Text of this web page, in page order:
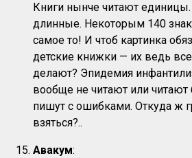
Книги нынче читают
длинные. Некоторым 140
самое то! И чтоб картинка
детские книжки — их ведь
делают? Эпидемия
вообще не читают или читают
пишут с ошибками. Откуда ж
взяться?..
Авакум: